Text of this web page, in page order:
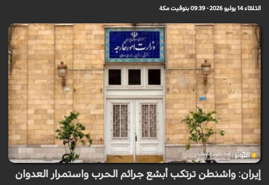
الثلاثاء 14 يوليو 2026 - 09:39 بتوقيت مكة
إيران: واشنطن ترتكب أبشع جرائم الحرب واستمرار العدوان